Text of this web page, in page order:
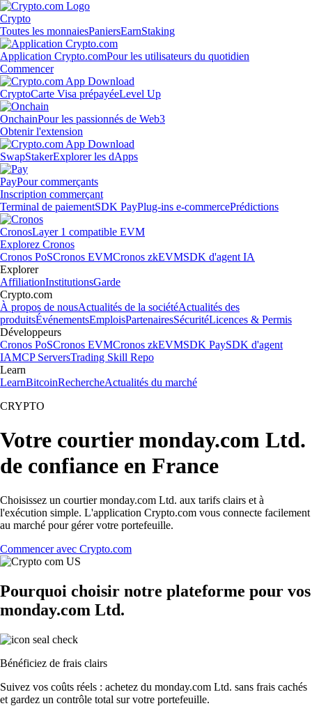
Crypto
Toutes les monnaiesPaniersEarnStaking
Application Crypto.comPour les utilisateurs du quotidien
Commencer
CryptoCarte Visa prépayéeLevel Up
OnchainPour les passionnés de Web3
Obtenir l'extension
SwapStakerExplorer les dApps
PayPour commerçants
Inscription commerçant
Terminal de paiementSDK PayPlug-ins e-commercePrédictions
CronosLayer 1 compatible EVM
Explorez Cronos
Cronos PoSCronos EVMCronos zkEVMSDK d'agent IA
Explorer
AffiliationInstitutionsGarde
Crypto.com
À propos de nousActualités de la sociétéActualités des
produitsÉvénementsEmploisPartenairesSécuritéLicences & Permis
Développeurs
Cronos PoSCronos EVMCronos zkEVMSDK PaySDK d'agent
IAMCP ServersTrading Skill Repo
Learn
LearnBitcoinRechercheActualités du marché
CRYPTO
Votre courtier monday.com Ltd.
de confiance en France
Choisissez un courtier monday.com Ltd. aux tarifs clairs et à
l'exécution simple. L'application Crypto.com vous connecte facilement
au marché pour gérer votre portefeuille.
Commencer avec Crypto.com
Pourquoi choisir notre plateforme pour vos
monday.com Ltd.
Bénéficiez de frais clairs
Suivez vos coûts réels : achetez du monday.com Ltd. sans frais cachés
et gardez un contrôle total sur votre portefeuille.